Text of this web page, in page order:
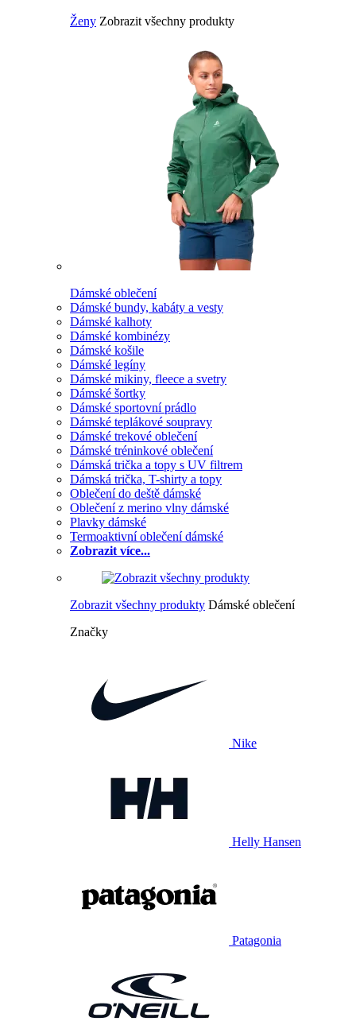
Ženy Zobrazit všechny produkty
Dámské oblečení
Dámské bundy, kabáty a vesty
Dámské kalhoty
Dámské kombinézy
Dámské košile
Dámské legíny
Dámské mikiny, fleece a svetry
Dámské šortky
Dámské sportovní prádlo
Dámské teplákové soupravy
Dámské trekové oblečení
Dámské tréninkové oblečení
Dámská trička a topy s UV filtrem
Dámská trička, T-shirty a topy
Oblečení do deště dámské
Oblečení z merino vlny dámské
Plavky dámské
Termoaktivní oblečení dámské
Zobrazit více...
Zobrazit všechny produkty Dámské oblečení
Značky
Nike
Helly Hansen
Patagonia